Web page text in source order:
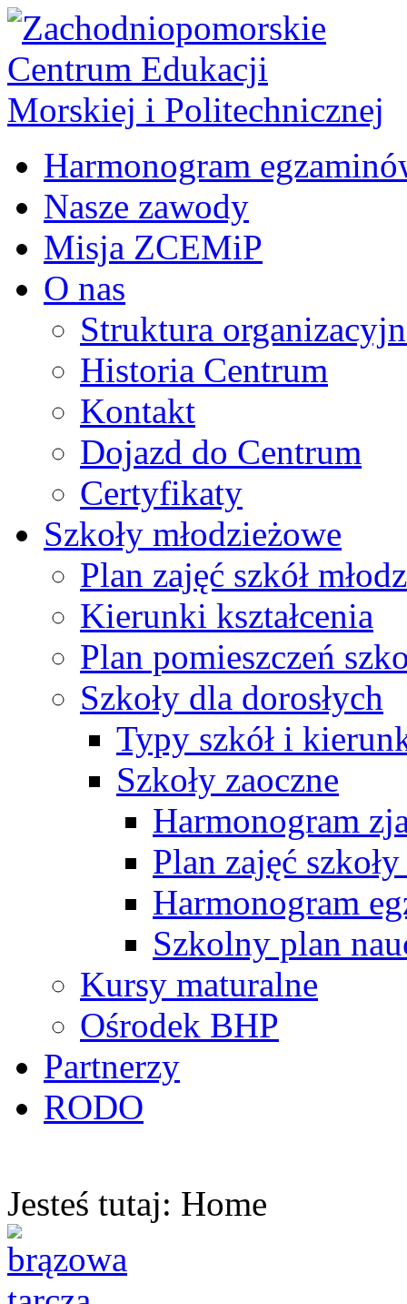
Harmonogram
Nasze zawody
Misja ZCEMiP
O nas
Struktura
Historia Centrum
Kontakt
Dojazd do Centrum
Certyfikaty
Szkoły młodzieżowe
Plan zajęć szkół
Kierunki kształcenia
Plan pomieszczeń
Szkoły dla dorosłych
Typy szkół i
Szkoły zaoczne
Harmonogram
Plan zajęć
Harmonogram
Szkolny plan
Kursy maturalne
Ośrodek BHP
Partnerzy
RODO
Jesteś tutaj: Home